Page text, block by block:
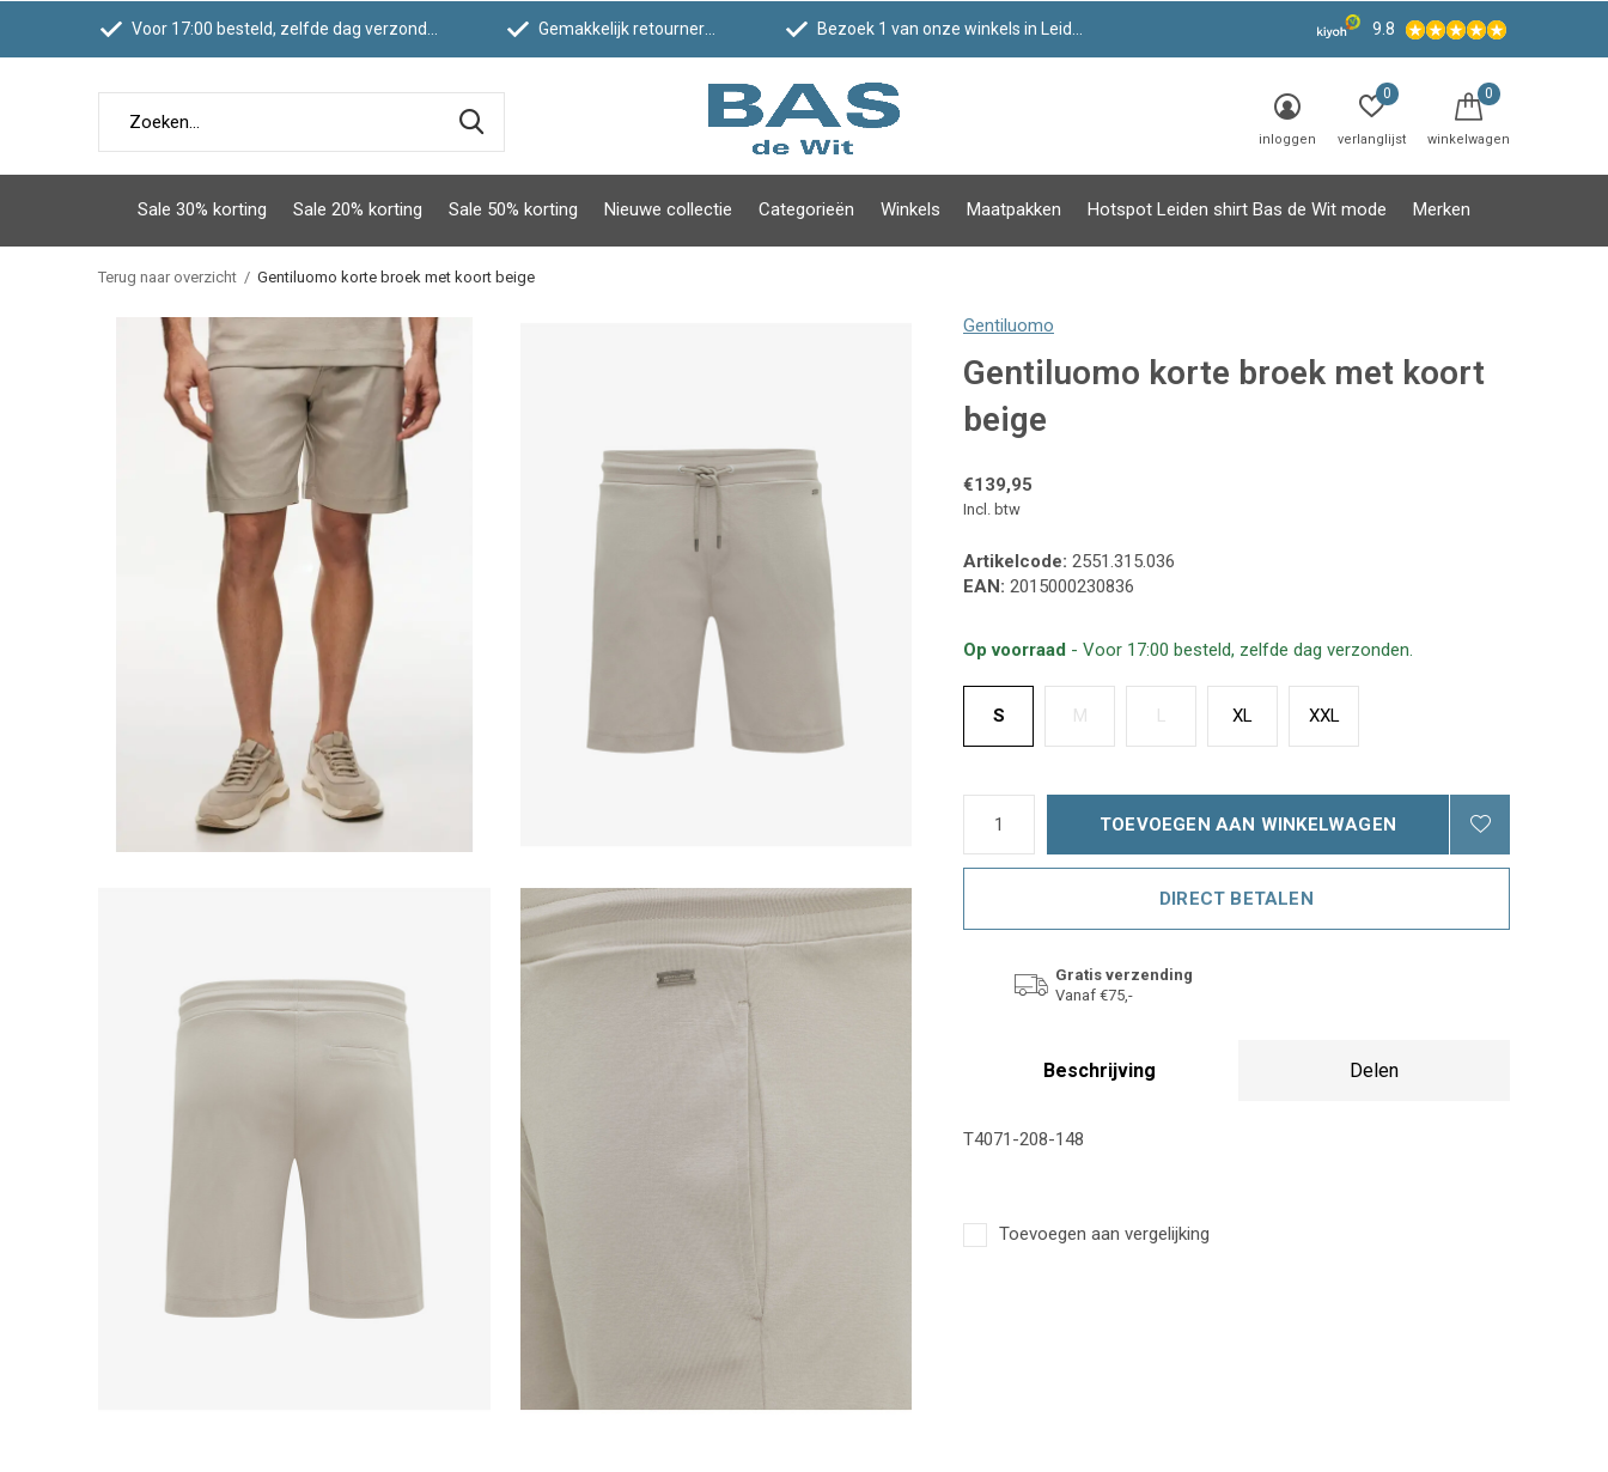
Sale 30% korting Sale 20% korting Sale 50% korting Nieuwe collectie Categorieën Winkels Maatpakken Hotspot Leiden shirt Bas de Wit mode Merken
inloggen verlanglijst
0
winkelwagen
0
Voor 17:00 besteld, zelfde dag verzonden Gemakkelijk retourneren Bezoek 1 van onze winkels in Leiden! 9.8
Terug naar overzicht Gentiluomo korte broek met koort beige
Gentiluomo
Gentiluomo korte broek met koort
beige
€139,95
Incl. btw
Artikelcode: 2551.315.036
EAN: 2015000230836
Op voorraad - Voor 17:00 besteld, zelfde dag verzonden.
S M L XL XXL
TOEVOEGEN AAN WINKELWAGEN
DIRECT BETALEN
Gratis verzending
Vanaf €75,-
Beschrijving Delen
T4071-208-148
Toevoegen aan vergelijking